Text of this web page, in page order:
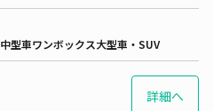
中型車ワンボックス大型車・SUV
詳細へ